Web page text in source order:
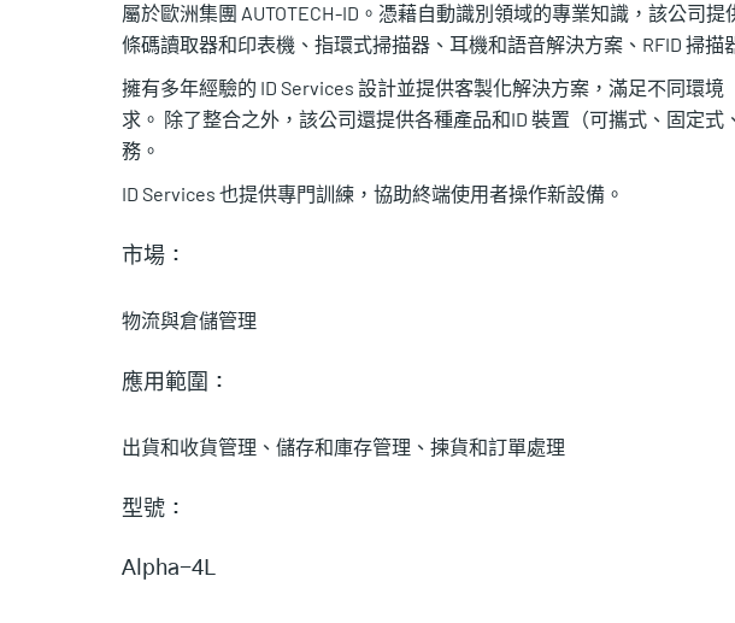
屬於歐洲集團 AUTOTECH-ID。憑藉自動識別領域的專業知識，該公司
條碼讀取器和印表機、指環式掃描器、耳機和語音解決方案、RFID 掃描
擁有多年經驗的 ID Services 設計並提供客製化解決方案，滿足不同環
求。 除了整合之外，該公司還提供各種產品和ID 裝置（可攜式、固定
務。
ID Services 也提供專門訓練，協助終端使用者操作新設備。
市場：
物流與倉儲管理
應用範圍：
出貨和收貨管理、儲存和庫存管理、揀貨和訂單處理
型號：
Alpha-4L